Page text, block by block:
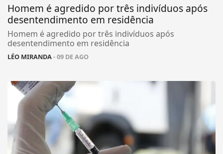
Homem é agredido por três indivíduos após
desentendimento em residência
Homem é agredido por três indivíduos após
desentendimento em residência
LÉO MIRANDA- 09 DE AGO